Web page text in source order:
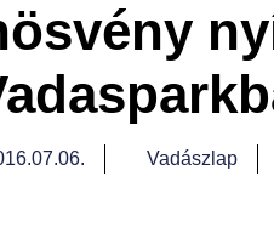
Vadászlap